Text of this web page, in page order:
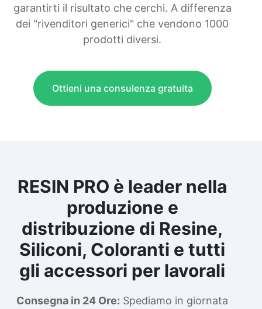
garantirti il risultato che cerchi. A differenza
dei "rivenditori generici" che vendono 1000
prodotti diversi.
Ottieni una consulenza gratuita
RESIN PRO è leader nella
produzione e
distribuzione di Resine,
Siliconi, Coloranti e tutti
gli accessori per lavorali
Consegna in 24 Ore: Spediamo in giornata